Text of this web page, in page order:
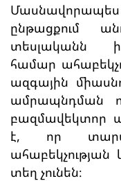
ընթացքում
տեսլականն
համար
ազգային
ամրապնդման
բազմավեկտոր
է, որ
ահաբեկչության
տեղ չունեն։